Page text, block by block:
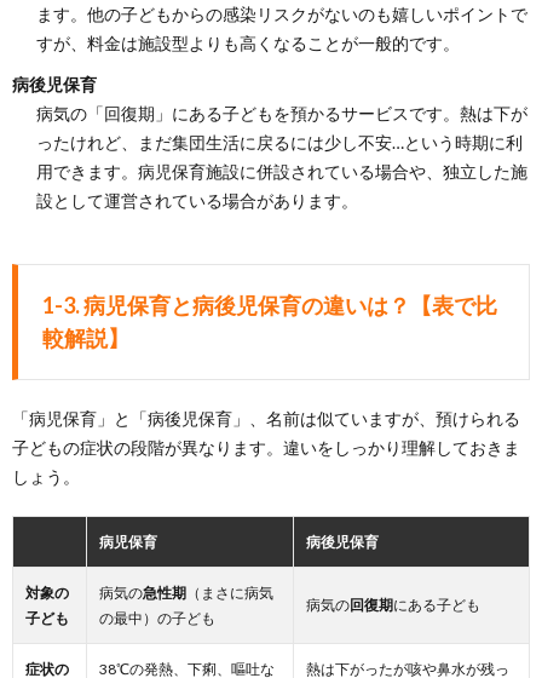
ます。他の子どもからの感染リスクがないのも嬉しいポイントで
すが、料金は施設型よりも高くなることが一般的です。
病後児保育
病気の「回復期」にある子どもを預かるサービスです。熱は下が
ったけれど、まだ集団生活に戻るには少し不安…という時期に利
用できます。病児保育施設に併設されている場合や、独立した施
設として運営されている場合があります。
1-3. 病児保育と病後児保育の違いは？【表で比
較解説】
「病児保育」と「病後児保育」、名前は似ていますが、預けられる
子どもの症状の段階が異なります。違いをしっかり理解しておきま
しょう。
病児保育 病後児保育
対象の
子ども
病気の急性期 （まさに病気
の最中）の子ども
病気の回復期にある子ども
症状の
38℃の発熱、下痢、嘔吐な
熱は下がったが咳や鼻水が残っ